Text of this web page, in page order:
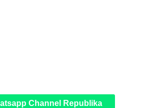
Channel Republika